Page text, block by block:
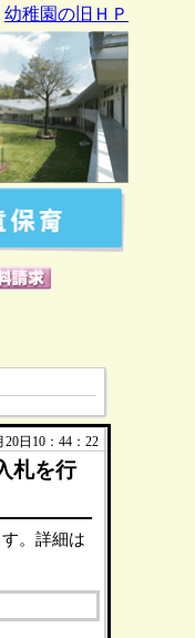
幼稚園の旧ＨＰ
日10：44：22
札を行
。詳細は